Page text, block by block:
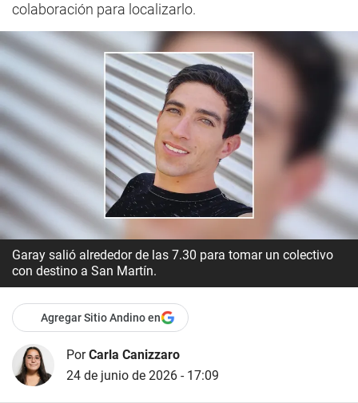
colaboración para localizarlo.
Garay salió alrededor de las 7.30 para tomar un colectivo
con destino a San Martín.
Agregar Sitio Andino en
PorCarla Canizzaro
24 de junio de 2026 - 17:09